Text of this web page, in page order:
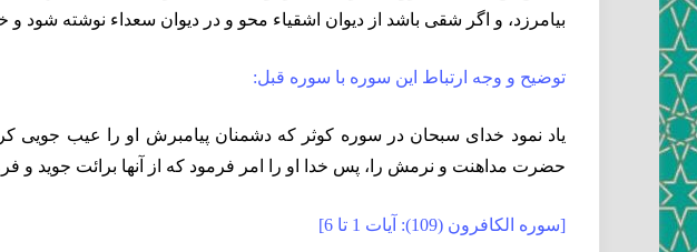
بيامرزد، و اگر شقى باشد از ديوان اشقياء محو و در ديوان سعداء نوشته شود و
توضيح و وجه ارتباط اين سوره با سوره قبل:
ياد نمود خداى سبحان در سوره كوثر كه دشمنان پيامبرش او را عيب جويى
حضرت مداهنت و نرمش را، پس خدا او را
امر فرمود كه از آنها برائت جويد و
[سوره الكافرون (109): آيات 1 تا 6]